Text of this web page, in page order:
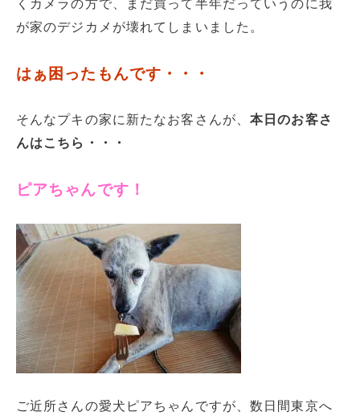
くカメラの方で、まだ買って半年だっていうのに我
が家のデジカメが壊れてしまいました。
はぁ困ったもんです・・・
そんなプキの家に新たなお客さんが、本日のお客さ
んはこちら・・・
ピアちゃんです！
ご近所さんの愛犬ピアちゃんですが、数日間東京へ